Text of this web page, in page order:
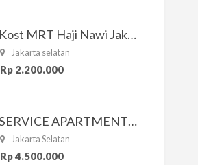
Kost MRT Haji Nawi Jakarta Selatan
Jakarta selatan
Rp 2.200.000
SERVICE APARTMENT SOUTH RESIDENCE
Jakarta Selatan
Rp 4.500.000